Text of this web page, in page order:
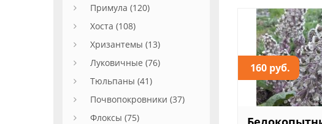
160 руб.
Примула (120)
Хоста (108)
Хризантемы (13)
Луковичные (76)
Тюльпаны (41)
Почвопокровники (37)
Флоксы (75)